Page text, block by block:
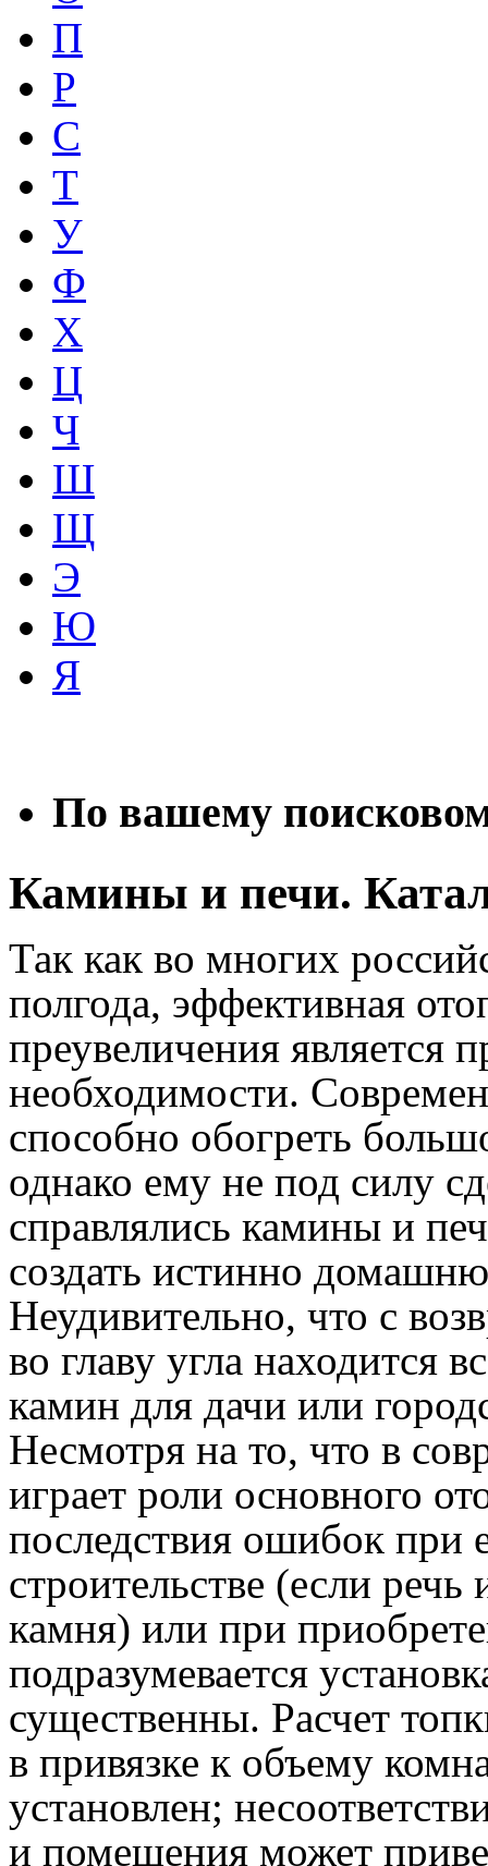
П
Р
С
Т
У
Ф
Х
Ц
Ч
Ш
Щ
Э
Ю
Я
По вашему
Камины и печи.
Так как во многих
полгода, эффективная
преувеличения является
необходимости.
способно обогреть
однако ему не под силу
справлялись камины и
создать истинно
Неудивительно, что с
во главу угла находится
камин для дачи или
Несмотря на то, что в
играет роли основного
последствия ошибок при
строительстве (если
камня) или при
подразумевается
существенны. Расчет
в привязке к объему
установлен;
и помещения может